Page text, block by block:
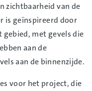
zichtbaarheid van de
is geïnspireerd door
gebied, met gevels die
aan de
aan de binnenzijde.
voor het project, die